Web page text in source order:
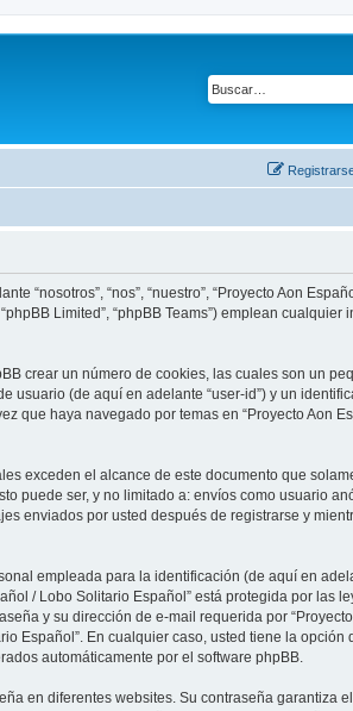
“nosotros”, “nos”, “nuestro”, “Proyecto Aon
Limited”, “phpBB Teams”) emplean cualquier
crear un número de cookies, las cuales son un
usuario (de aquí en adelante “user-id”) y un
que haya navegado por temas en “Proyecto Aon
exceden el alcance de este documento que
puede ser, y no limitado a: envíos como usuario
enviados por usted después de registrarse y
empleada para la identificación (de aquí en
/ Lobo Solitario Español” está protegida por las
y su dirección de e-mail requerida por
Español”. En cualquier caso, usted tiene la opción
automáticamente por el software phpBB.
en diferentes websites. Su contraseña garantiza